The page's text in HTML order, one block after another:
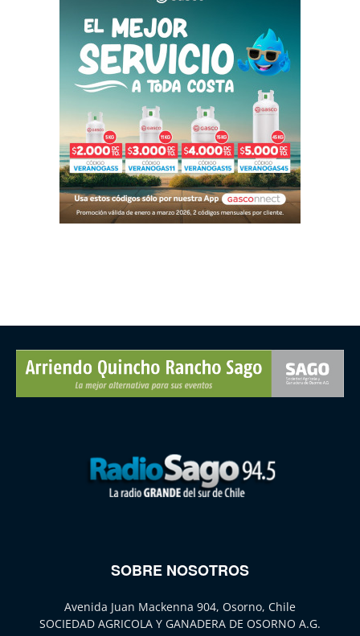
SOBRE NOSOTROS
Avenida Juan Mackenna 904, Osorno, Chile
SOCIEDAD AGRICOLA Y GANADERA DE OSORNO A.G.